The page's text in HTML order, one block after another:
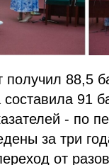
88,5
91
- по
за три
от